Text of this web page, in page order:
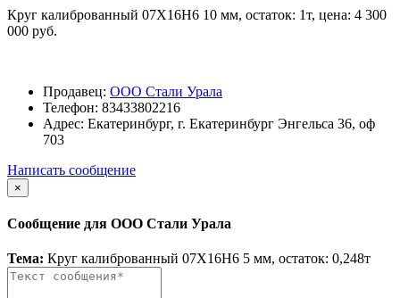
Круг калиброванный 07Х16Н6 10 мм, остаток: 1т, цена: 4 300
000 руб.
Продавец: ООО Стали Урала
Телефон: 83433802216
Адрес: Екатеринбург, г. Екатеринбург Энгельса 36, оф
703
Написать сообщение
×
Сообщение для ООО Стали Урала
Тема: Круг калиброванный 07Х16Н6 5 мм, остаток: 0,248т